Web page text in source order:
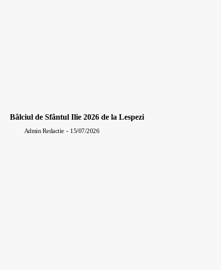
Bâlciul de Sfântul Ilie 2026 de la Lespezi
Admin Redactie - 15/07/2026